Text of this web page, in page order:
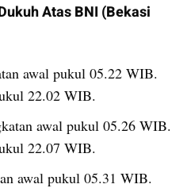
Atas BNI (Bekasi
awal pukul 05.22 WIB.
22.02 WIB.
awal pukul 05.26 WIB.
22.07 WIB.
awal pukul 05.31 WIB.